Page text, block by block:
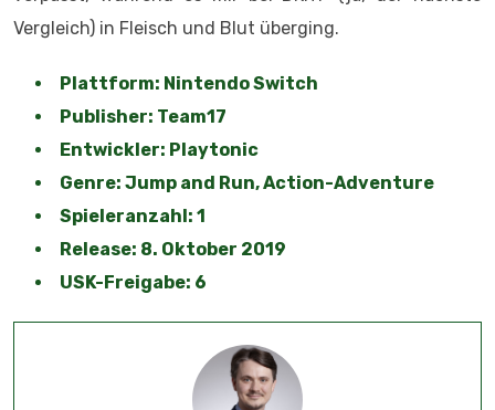
Vergleich) in Fleisch und Blut überging.
Plattform: Nintendo Switch
Publisher: Team17
Entwickler: Playtonic
Genre: Jump and Run, Action-Adventure
Spieleranzahl: 1
Release: 8. Oktober 2019
USK-Freigabe: 6